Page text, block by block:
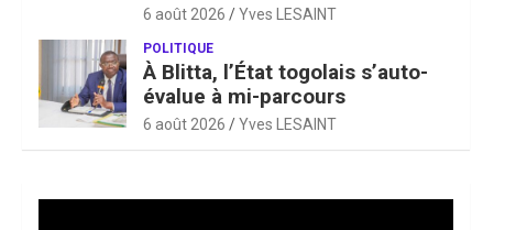
6 août 2026 Yves LESAINT
POLITIQUE
À Blitta, l’État togolais s’auto-
évalue à mi-parcours
6 août 2026 Yves LESAINT